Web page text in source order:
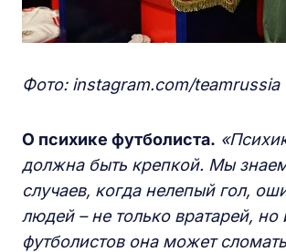
Фото: instagram.com/teamrussia
О психике футболиста.
должна быть крепкой. Мы
случаев, когда нелепый гол,
людей – не только вратарей, но
футболистов она может